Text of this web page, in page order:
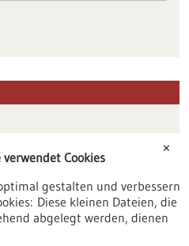
✕
verwendet Cookies
gestalten und verbessern
Diese kleinen Dateien, die
abgelegt werden, dienen